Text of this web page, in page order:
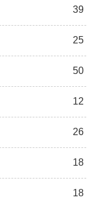
39
25
50
12
26
18
18